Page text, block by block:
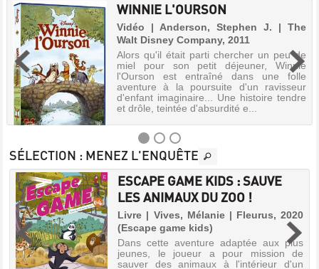
WINNIE L'OURSON
Vidéo | Anderson, Stephen J. | The
Walt Disney Company, 2011
Alors qu'il était parti chercher un peu de
miel pour son petit déjeuner, Winnie
l'Ourson est entraîné dans une folle
aventure à la poursuite d'un ravisseur
d'enfant imaginaire... Une histoire tendre
et drôle, teintée d'absurdité e...
WINNIE
L'OURSON
Vidéo
|
Anderson,
Stephen
SÉLECTION : MENEZ L'ENQUÊTE
ESCAPE GAME KIDS : SAUVE
LES ANIMAUX DU ZOO !
Livre | Vives, Mélanie | Fleurus, 2020
(Escape game kids)
Dans cette aventure adaptée aux plus
jeunes, le joueur a pour mission de
sauver des animaux à l'intérieur d'un